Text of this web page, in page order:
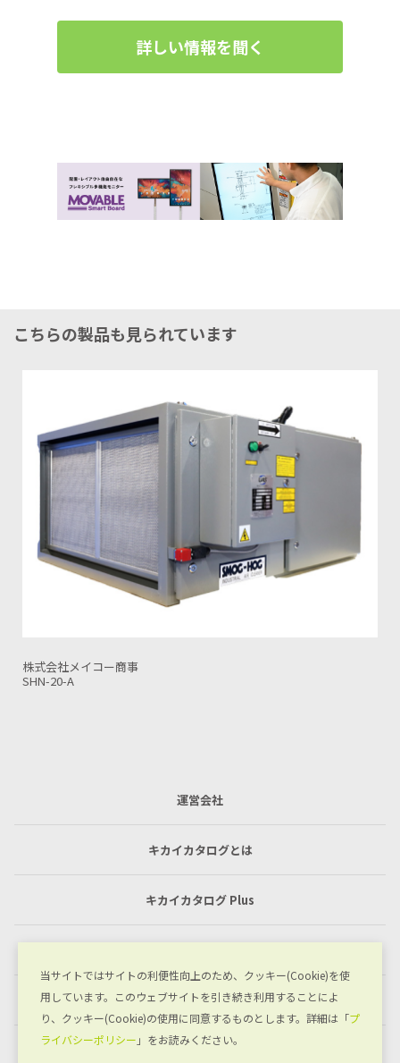
詳しい情報を聞く
こちらの製品も見られています
運営会社
キカイカタログとは
キカイカタログ Plus
プライバシーポリシー
お問い合わせ
当サイトではサイトの利便性向上のため、クッキー(Cookie)を使
用しています。このウェブサイトを引き続き利用することによ
り、クッキー(Cookie)の使用に同意するものとします。詳細は「プ
ライバシーポリシー 」をお読みください。